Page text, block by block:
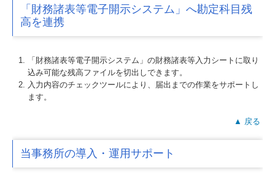
「財務諸表等電子開示システム」へ勘定科目残
高を連携
「財務諸表等電子開示システム」の財務諸表等入力シートに取り
込み可能な残高ファイルを切出しできます。
入力内容のチェックツールにより、届出までの作業をサポートし
ます。
▲ 戻る
当事務所の導入・運用サポート